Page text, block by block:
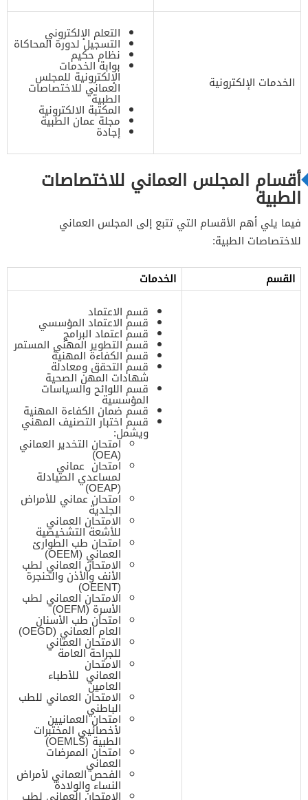
الخدمات الإلكترونية
التعلم الإلكتروني
التسجيل لدورة المحاكاة
نظام حكيم
بوابة الخدمات
الإلكترونية للمجلس
العماني للاختصاصات
الطبية
المكتبة الالكترونية
مجلة عمان الطبية
إجادة
أقسام المجلس العماني للاختصاصات
الطبية
فيما يلي أهم الأقسام التي تتبع إلى المجلس العماني
للاختصاصات الطبية:
القسم
الخدمات
قسم الاعتماد
قسم الاعتماد المؤسسي
قسم اعتماد البرامج
قسم التطوير المهني المستمر
قسم الكفاءة المهنية
قسم التحقق ومعادلة
شهادات المهن الصحية
قسم اللوائح والسياسات
المؤسسية
قسم ضمان الكفاءة المهنية
قسم اختبار التصنيف المهني
ويشمل:
امتحان التخدير العماني
(OEA)
امتحان عماني
لمساعدي الصيادلة
(OEAP)
امتحان عماني للأمراض
الجلدية
الامتحان العماني
للأشعة التشخيصية
امتحان طب الطوارئ
العماني (OEEM)
الامتحان العماني لطب
الأنف والأذن والحنجرة
(OEENT)
الامتحان العماني لطب
الأسرة (OEFM)
امتحان طب الأسنان
العام العماني (OEGD)
الامتحان العماني
للجراحة العامة
الامتحان
العماني للأطباء
العامين
الامتحان العماني للطب
الباطني
امتحان العمانيين
لأخصائيي المختبرات
الطبية (OEMLS)
امتحان الممرضات
العماني
الفحص العماني لأمراض
النساء والولادة